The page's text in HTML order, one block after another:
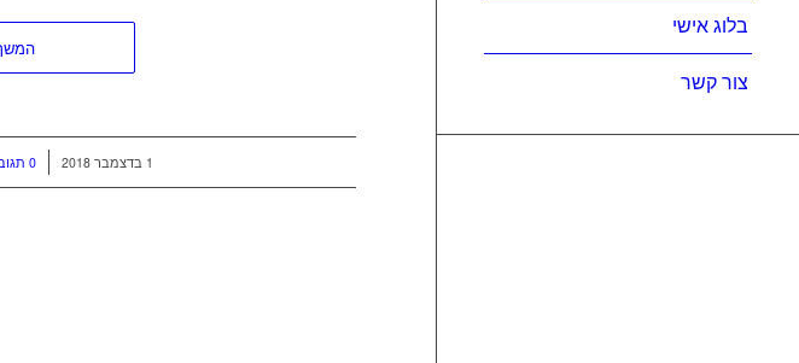
בלוג אישי
צור קשר
1 בדצמבר 2018 / 0 תגובות